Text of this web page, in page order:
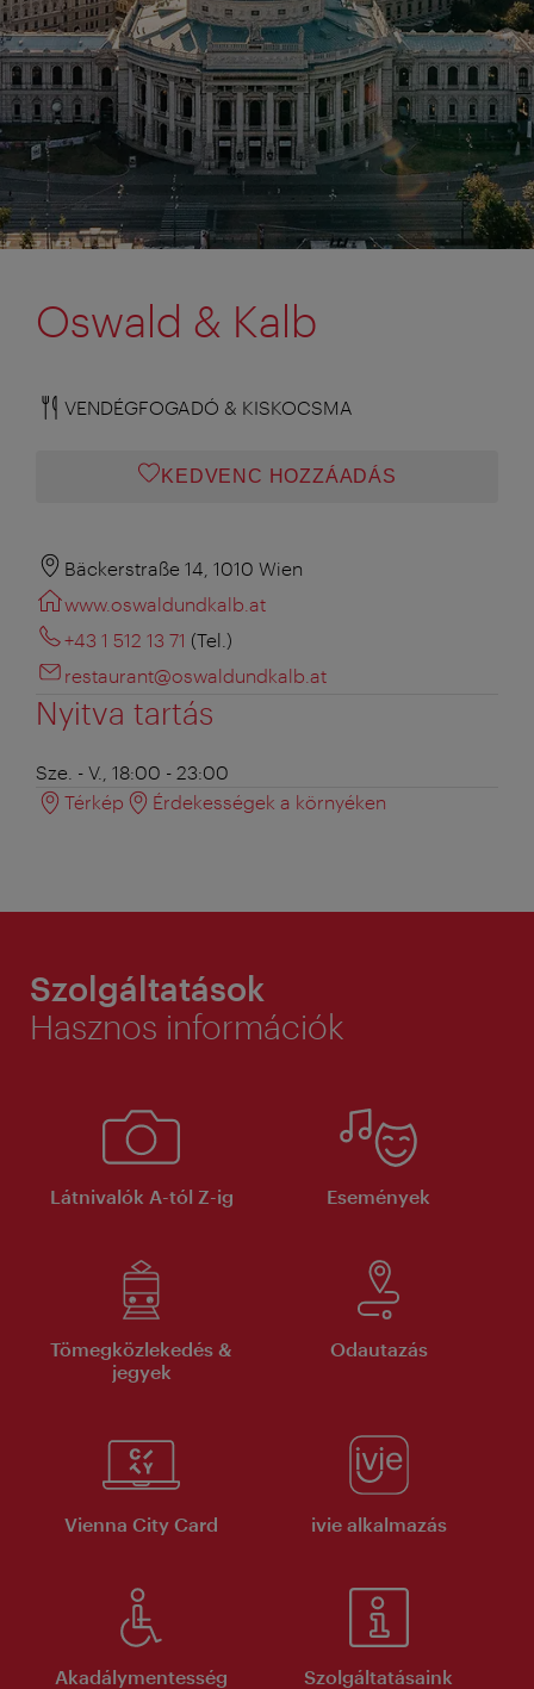
Oswald & Kalb
VENDÉGFOGADÓ & KISKOCSMA
KEDVENC HOZZÁADÁS
Bäckerstraße 14, 1010 Wien
www.oswaldundkalb.at
+43 1 512 13 71 (Tel.)
restaurant@oswaldundkalb.at
Nyitva tartás
Sze. - V., 18:00 - 23:00
Térkép
Érdekességek a környéken
Szolgáltatások
Hasznos információk
Látnivalók A-tól Z-ig Események
Tömegközlekedés &
jegyek
Odautazás
Vienna City Card ivie alkalmazás
Akadálymentesség Szolgáltatásaink